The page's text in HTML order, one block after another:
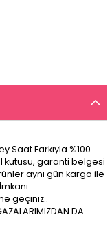
Saat Farkıyla %100
kutusu, garanti belgesi
aynı gün kargo ile
geçiniz..
DA